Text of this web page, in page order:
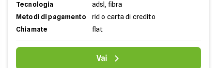
Tecnologia
adsl, fibra
Metodi di pagamento
rid o carta di credito
Chiamate
flat
Vai